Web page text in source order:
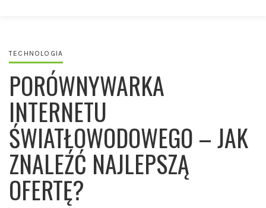
TECHNOLOGIA
PORÓWNYWARKA
INTERNETU
ŚWIATŁOWODOWEGO – JAK
ZNALEŹĆ NAJLEPSZĄ
OFERTĘ?